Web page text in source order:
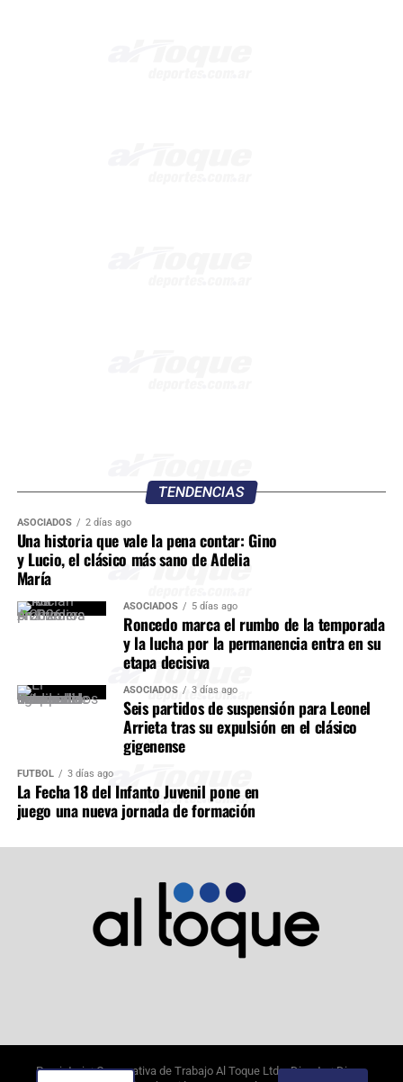
TENDENCIAS
ASOCIADOS 2 días ago
Una historia que vale la pena contar: Gino
y Lucio, el clásico más sano de Adelia
María
ASOCIADOS 5 días ago
Roncedo marca el rumbo de la temporada
y la lucha por la permanencia entra en su
etapa decisiva
ASOCIADOS 3 días ago
Seis partidos de suspensión para Leonel
Arrieta tras su expulsión en el clásico
gigenense
FÚTBOL 3 días ago
La Fecha 18 del Infanto Juvenil pone en
juego una nueva jornada de formación
Propietario: Cooperativa de Trabajo Al Toque Ltda. Director: Diego